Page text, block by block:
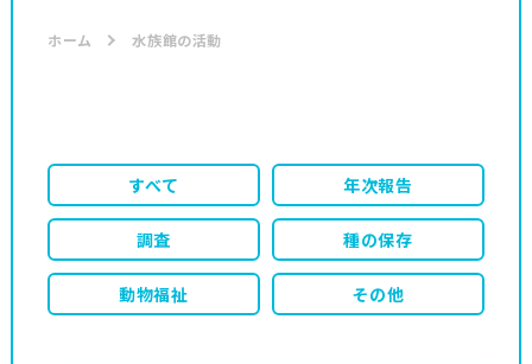
ホーム 水族館の活動
すべて 年次報告
調査 種の保存
動物福祉 その他